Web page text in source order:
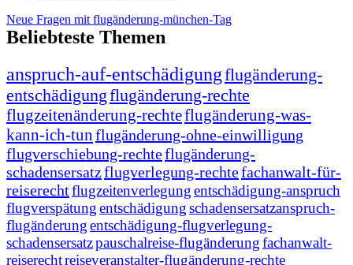
Neue Fragen mit flugänderung-münchen-Tag
Beliebteste Themen
anspruch-auf-entschädigungflugänderung-
entschädigungflugänderung-rechte
flugzeitenänderung-rechteflugänderung-was-
kann-ich-tun flugänderung-ohne-einwilligung
flugverschiebung-rechteflugänderung-
schadensersatzflugverlegung-rechtefachanwalt-für-
reiserechtflugzeitenverlegungentschädigung-anspruch
flugverspätungentschädigungschadensersatzanspruch-
flugänderungentschädigung-flugverlegung-
schadensersatzpauschalreise-flugänderungfachanwalt-
reiserechtreiseveranstalter-flugänderung-rechte